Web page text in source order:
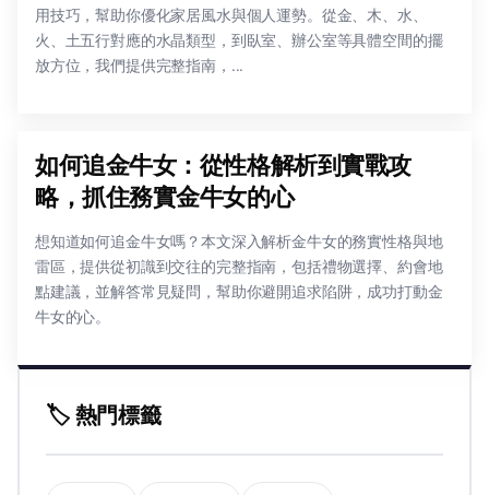
用技巧，幫助你優化家居風水與個人運勢。從金、木、水、
火、土五行對應的水晶類型，到臥室、辦公室等具體空間的擺
放方位，我們提供完整指南，...
如何追金牛女：從性格解析到實戰攻
略，抓住務實金牛女的心
想知道如何追金牛女嗎？本文深入解析金牛女的務實性格與地
雷區，提供從初識到交往的完整指南，包括禮物選擇、約會地
點建議，並解答常見疑問，幫助你避開追求陷阱，成功打動金
牛女的心。
🏷️ 熱門標籤